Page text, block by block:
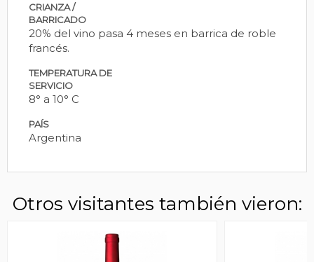
CRIANZA /
BARRICADO
20% del vino pasa 4 meses en barrica de roble
francés.
TEMPERATURA DE
SERVICIO
8° a 10° C
PAÍS
Argentina
Otros visitantes también vieron: